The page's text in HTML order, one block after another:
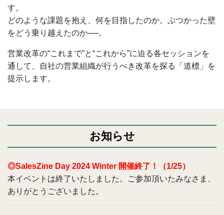
す。
どのような課題を抱え、何を目指したのか。ぶつかった壁
をどう乗り越えたのか──。
営業改革の“これまで”と“これから”に迫る各セッションを
通して、自社の営業組織が行うべき改革を探る「道標」を
提示します。
お知らせ
◎SalesZine Day 2024 Winter 開催終了！（1/25）
本イベントは終了いたしました。ご参加頂いたみなさま、
ありがとうございました。